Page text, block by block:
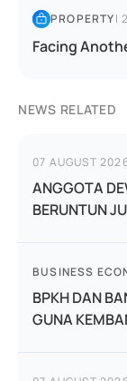
PROPERTY|
Facing
NEWS RELATED
07 AUGUST
ANGGOTA
BERUNTUN
BUSINESS
BPKH DAN
GUNA